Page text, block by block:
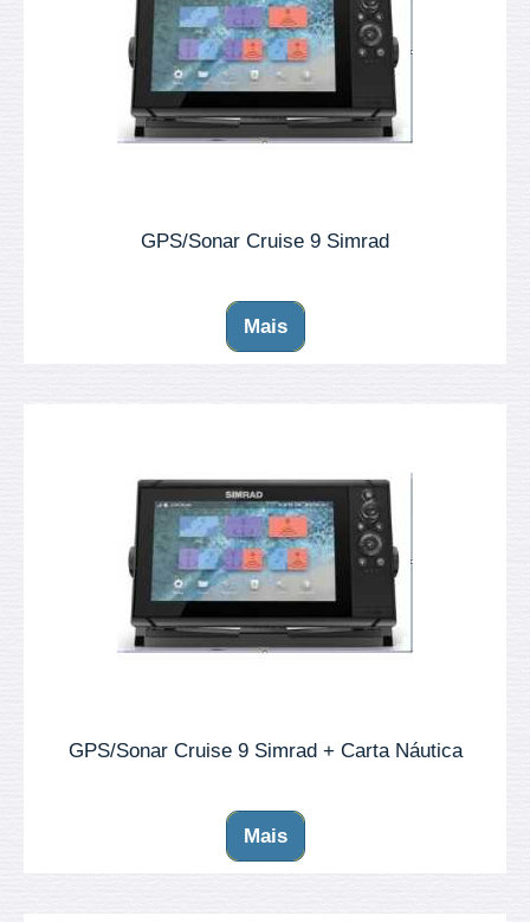
GPS/Sonar Cruise 9 Simrad
Mais
GPS/Sonar Cruise 9 Simrad + Carta Náutica
Mais